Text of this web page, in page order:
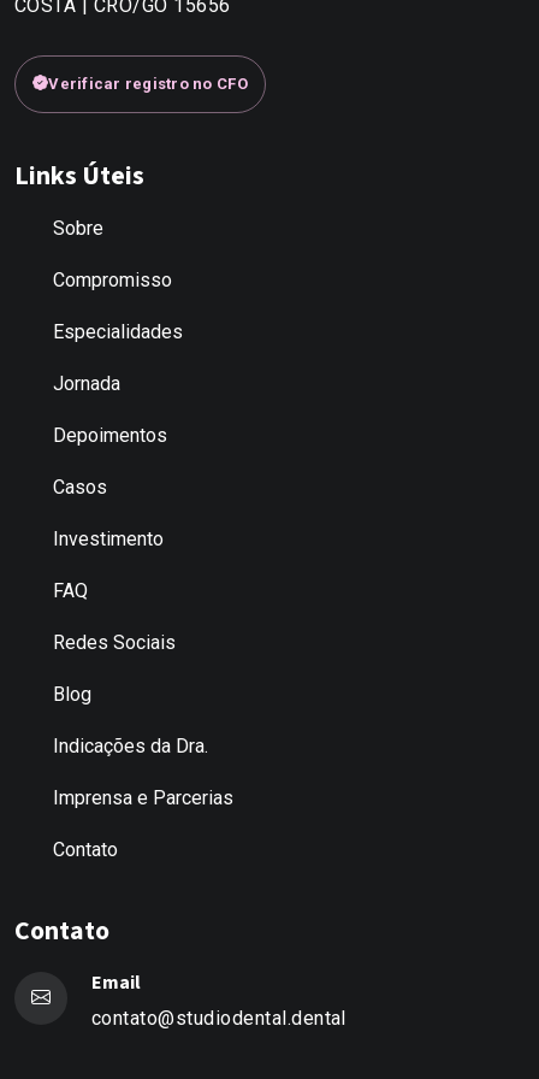
COSTA | CRO/GO 15656
Verificar registro no CFO
Links Úteis
Sobre
Compromisso
Especialidades
Jornada
Depoimentos
Casos
Investimento
FAQ
Redes Sociais
Blog
Indicações da Dra.
Imprensa e Parcerias
Contato
Contato
Email
contato@studiodental.dental